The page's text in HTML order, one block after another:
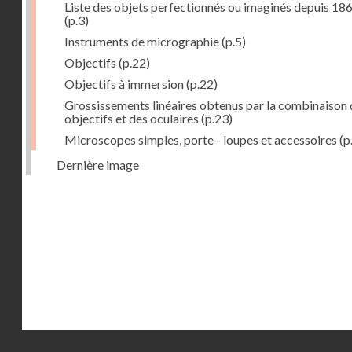
Liste des objets perfectionnés ou imaginés depuis
(p.3)
Instruments de micrographie(p.5)
Objectifs (p.22)
Objectifs à immersion(p.22)
Grossissements linéaires obtenus par la combinaison
objectifs et des oculaires (p.23)
Microscopes simples, porte - loupes et accessoires
Dernière image